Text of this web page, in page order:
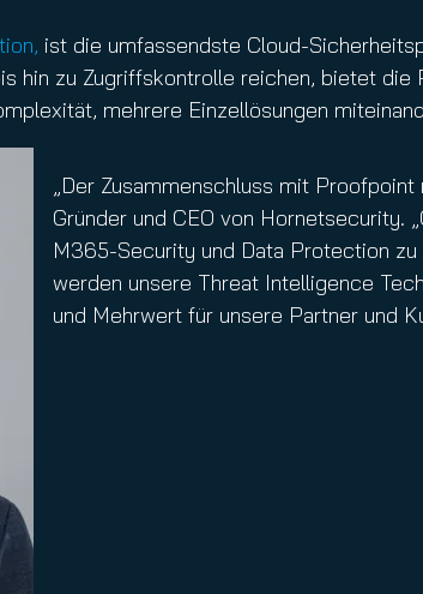
ist die umfassendste Cloud-
hin zu Zugriffskontrolle reichen, bietet
mehrere Einzellösungen
„Der Zusammenschluss mit
Gründer und CEO von
M365-Security und Data Protection
werden unsere Threat Intelligence
und Mehrwert für unsere Partner und